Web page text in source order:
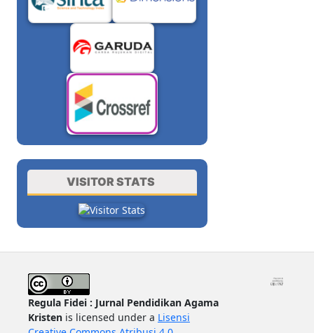
VISITOR STATS
Regula Fidei : Jurnal Pendidikan Agama
Kristen is licensed under a Lisensi